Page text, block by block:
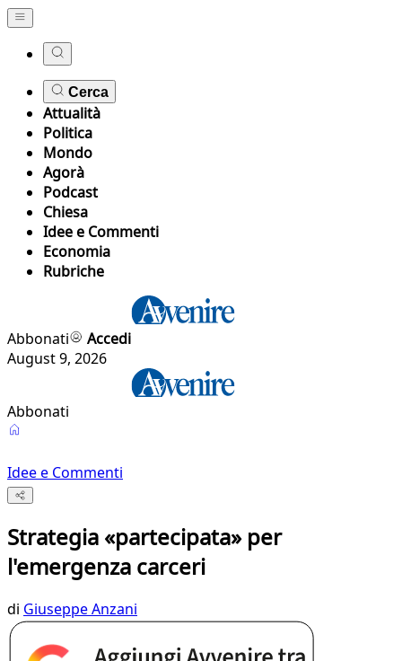
Cerca
Attualità
Politica
Mondo
Agorà
Podcast
Chiesa
Idee e Commenti
Economia
Rubriche
Abbonati
Accedi
August 9, 2026
Abbonati
Idee e Commenti
Strategia «partecipata» per
l'emergenza carceri
di Giuseppe Anzani